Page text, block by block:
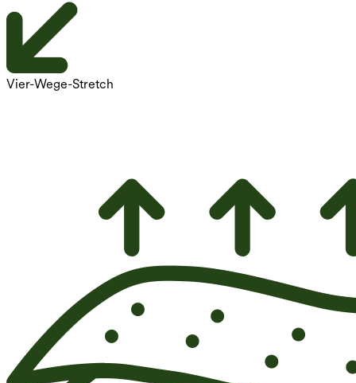
Vier-Wege-Stretch